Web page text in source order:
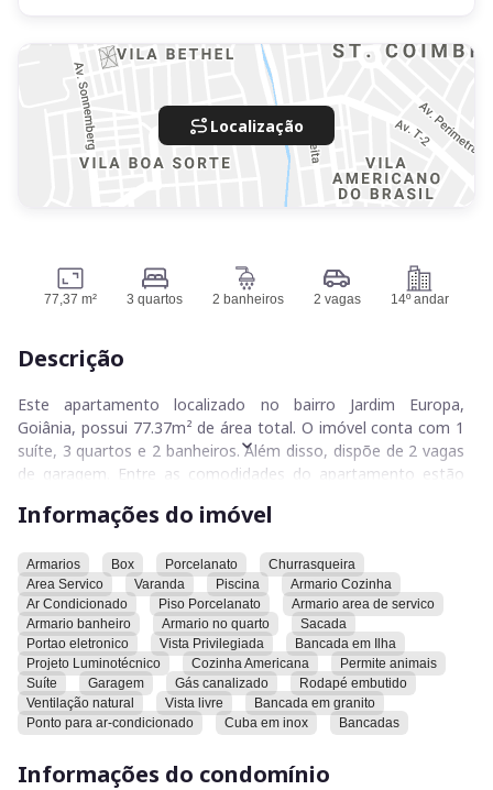
Localização
77,37 m² 3 quartos 2 banheiros 2 vagas 14º andar
Descrição
Este apartamento localizado no bairro Jardim Europa,
Goiânia, possui 77.37m² de área total. O imóvel conta com 1
suíte, 3 quartos e 2 banheiros. Além disso, dispõe de 2 vagas
de garagem. Entre as comodidades do apartamento estão
varanda, piscina, armário na cozinha, ar condicionado, piso de
armário no quarto, sacada, portão eletrônico, vista
privilegiada, bancada em ilha, projeto luminotécnico, cozinha
americana, permissão para animais, suíte, garagem, gás
canalizado, rodapé embutido, ventilação natural, vista livre,
bancada em granito, ponto para ar-condicionado, cuba em
inox e bancadas.
O condomínio oferece quadra poliesportiva, academia,
câmeras de segurança, market, coliving, recepção, acesso
Informações do imóvel
Armarios Box Porcelanato
Churrasqueira
Area Servico
Varanda Piscina
Armario Cozinha
Ar Condicionado
Piso Porcelanato
Armario area de servico
Armario banheiro
Armario no quarto
Sacada
Portao eletronico
Vista Privilegiada
Bancada em Ilha
Projeto Luminotécnico
Cozinha Americana
Permite animais
Suíte
Garagem Gás canalizado
Rodapé embutido
Ventilação natural
Vista livre
Bancada em granito
Ponto para ar-condicionado
Cuba em inox Bancadas
Informações do condomínio